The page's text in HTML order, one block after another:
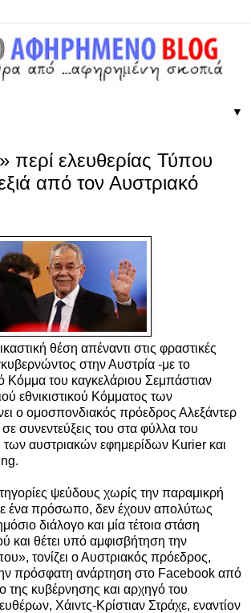
▼
περί ελευθερίας Τύπου
από τον Αυστριακό
θέση απέναντι στις φραστικές
στην Αυστρία -με το
Κόμμα του καγκελάριου Σεμπάστιαν
εθνικιστικού Κόμματος των
ο ομοσπονδιακός πρόεδρος Αλεξάντερ
συνεντεύξεις του στα φύλλα του
των αυστριακών εφημερίδων Kurier και
ψεύδους χωρίς την παραμικρή
ένα πρόσωπο, δεν έχουν απολύτως
διάλογο και μία τέτοια στάση
και θέτει υπό αμφισβήτηση την
τονίζει ο Αυστριακός πρόεδρος,
πρόσφατη ανάρτηση στο Facebook από
της κυβέρνησης και αρχηγό του
Χάιντς-Κρίστιαν Στράχε, εναντίον